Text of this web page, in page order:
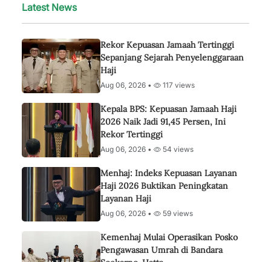
Latest News
Rekor Kepuasan Jamaah Tertinggi
Sepanjang Sejarah Penyelenggaraan
Haji
Aug 06, 2026 • 117 views
Kepala BPS: Kepuasan Jamaah Haji
2026 Naik Jadi 91,45 Persen, Ini
Rekor Tertinggi
Aug 06, 2026 • 54 views
Menhaj: Indeks Kepuasan Layanan
Haji 2026 Buktikan Peningkatan
Layanan Haji
Aug 06, 2026 • 59 views
Kemenhaj Mulai Operasikan Posko
Pengawasan Umrah di Bandara